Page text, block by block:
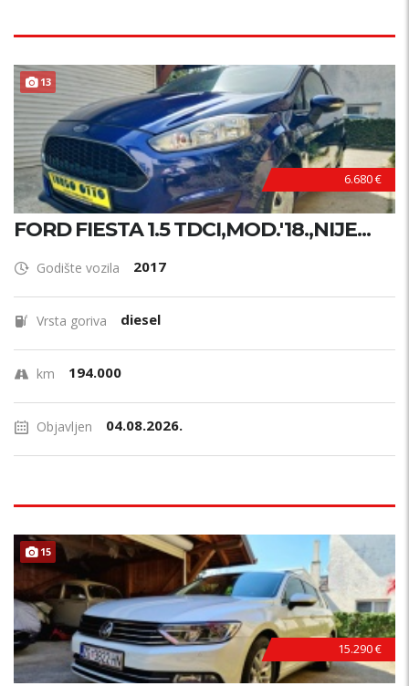
13
6.680 €
FORD FIESTA 1.5 TDCI,MOD.'18.,NIJE...
Godište vozila 2017
Vrsta goriva diesel
km 194.000
Objavljen 04.08.2026.
15
15.290 €